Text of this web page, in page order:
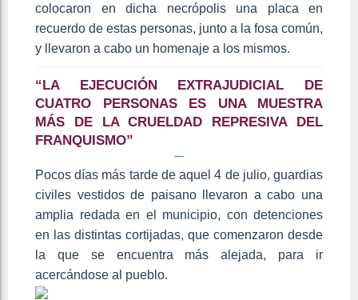
colocaron en dicha necrópolis una placa en
recuerdo de estas personas, junto a la fosa común,
y llevaron a cabo un homenaje a los mismos.
“LA EJECUCIÓN EXTRAJUDICIAL DE
CUATRO PERSONAS ES UNA MUESTRA
MÁS DE LA CRUELDAD REPRESIVA DEL
FRANQUISMO”
Pocos días más tarde de aquel 4 de julio, guardias
civiles vestidos de paisano llevaron a cabo una
amplia redada en el municipio, con detenciones
en las distintas cortijadas, que comenzaron desde
la que se encuentra más alejada, para ir
acercándose al pueblo.